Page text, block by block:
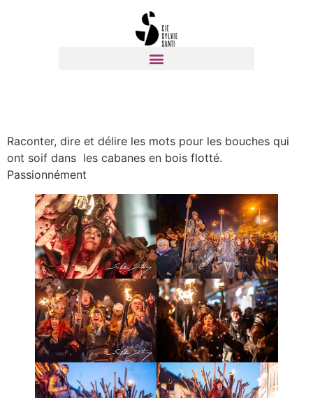
Raconter, dire et délire les mots pour les bouches qui
ont soif dans les cabanes en bois flotté.
Passionnément